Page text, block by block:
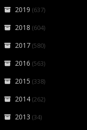
2019 (637)
2018 (604)
2017 (580)
2016 (563)
2015 (338)
2014 (262)
2013 (34)